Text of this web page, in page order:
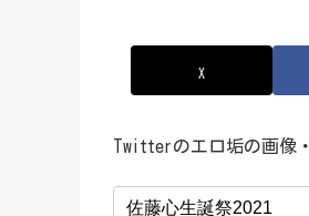
X
Twitterのエロ垢の画像